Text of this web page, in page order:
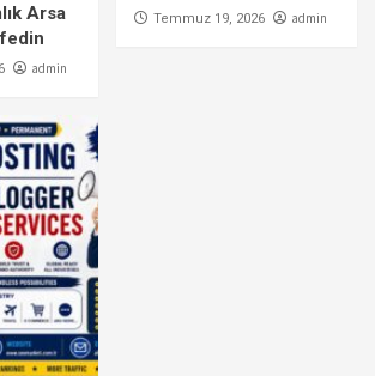
Arsa
admin
Temmuz 19, 2026 admin